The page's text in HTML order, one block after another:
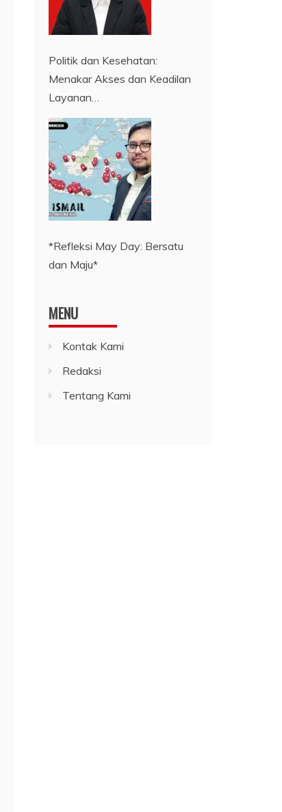
Politik dan Kesehatan:
Menakar Akses dan Keadilan
Layanan…
*Refleksi May Day: Bersatu
dan Maju*
MENU
Kontak Kami
Redaksi
Tentang Kami